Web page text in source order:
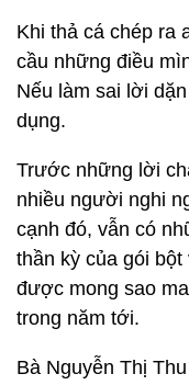
Khi thả cá chép ra
cầu những điều
Nếu làm sai lời
dụng.
Trước những lời
nhiều người nghi
cạnh đó, vẫn có
thần kỳ của gói
được mong sao
trong năm tới.
Bà Nguyễn Thị